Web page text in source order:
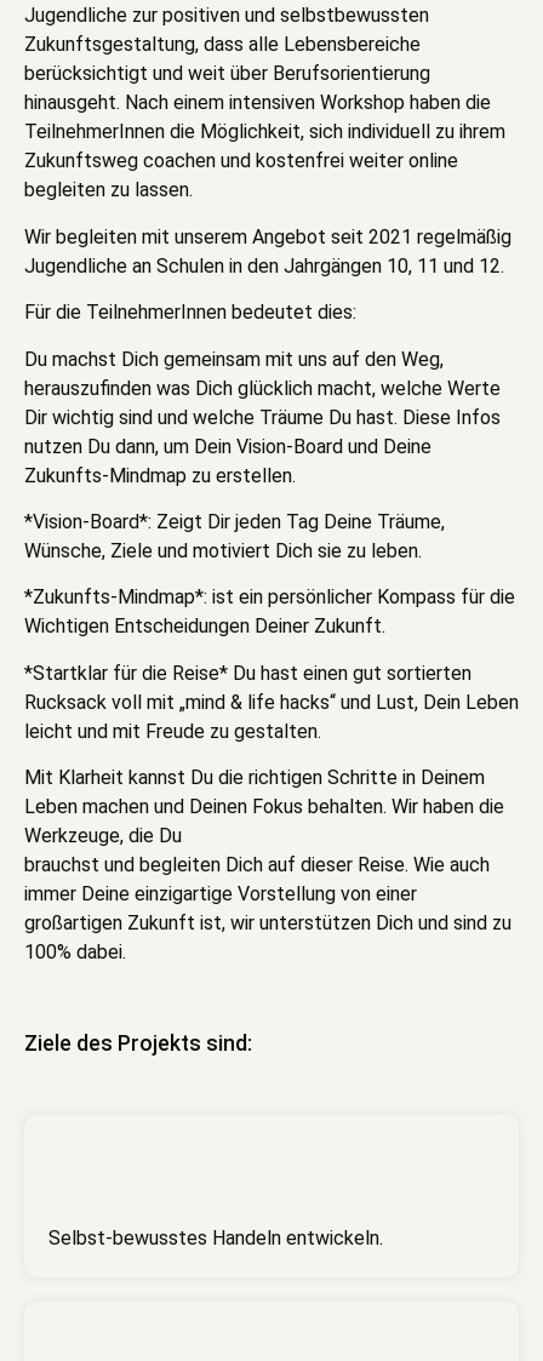
Jugendliche zur positiven und selbstbewussten
Zukunftsgestaltung, dass alle Lebensbereiche
berücksichtigt und weit über Berufsorientierung
hinausgeht. Nach einem intensiven Workshop haben die
TeilnehmerInnen die Möglichkeit, sich individuell zu ihrem
Zukunftsweg coachen und kostenfrei weiter online
begleiten zu lassen.
Wir begleiten mit unserem Angebot seit 2021 regelmäßig
Jugendliche an Schulen in den Jahrgängen 10, 11 und 12.
Für die TeilnehmerInnen bedeutet dies:
Du machst Dich gemeinsam mit uns auf den Weg,
herauszufinden was Dich glücklich macht, welche Werte
Dir wichtig sind und welche Träume Du hast. Diese Infos
nutzen Du dann, um Dein Vision-Board und Deine
Zukunfts-Mindmap zu erstellen.
*Vision-Board*: Zeigt Dir jeden Tag Deine Träume,
Wünsche, Ziele und motiviert Dich sie zu leben.
*Zukunfts-Mindmap*: ist ein persönlicher Kompass für die
Wichtigen Entscheidungen Deiner Zukunft.
*Startklar für die Reise* Du hast einen gut sortierten
Rucksack voll mit „mind & life hacks“ und Lust, Dein Leben
leicht und mit Freude zu gestalten.
Mit Klarheit kannst Du die richtigen Schritte in Deinem
Leben machen und Deinen Fokus behalten. Wir haben die
Werkzeuge, die Du
brauchst und begleiten Dich auf dieser Reise. Wie auch
immer Deine einzigartige Vorstellung von einer
großartigen Zukunft ist, wir unterstützen Dich und sind zu
100% dabei.
Ziele des Projekts sind:
Selbst-bewusstes Handeln entwickeln.